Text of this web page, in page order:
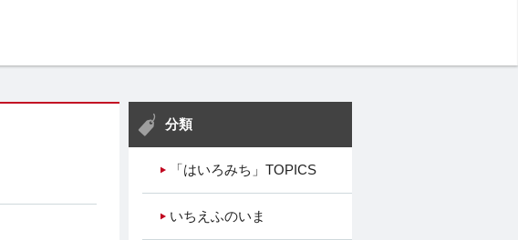
分類
「はいろみち」TOPICS
いちえふのいま